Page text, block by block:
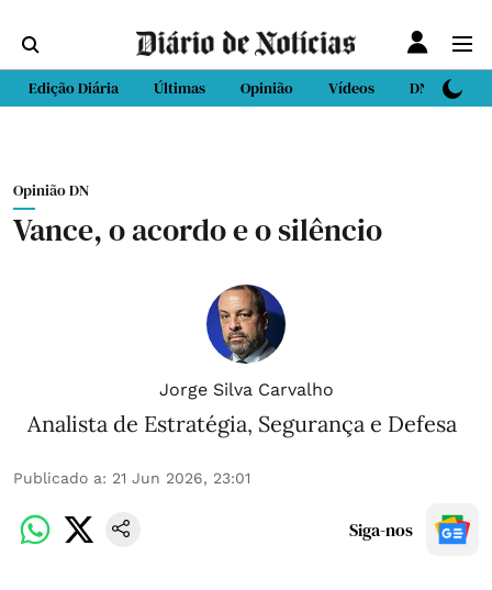
Edição Diária Últimas Opinião Vídeos DN Sport
Opinião DN
Vance, o acordo e o silêncio
Jorge Silva Carvalho
Analista de Estratégia, Segurança e Defesa
Publicado a: 21 Jun 2026, 23:01
Siga-nos